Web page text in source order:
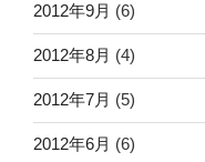
2012年9月 (6)
2012年8月 (4)
2012年7月 (5)
2012年6月 (6)